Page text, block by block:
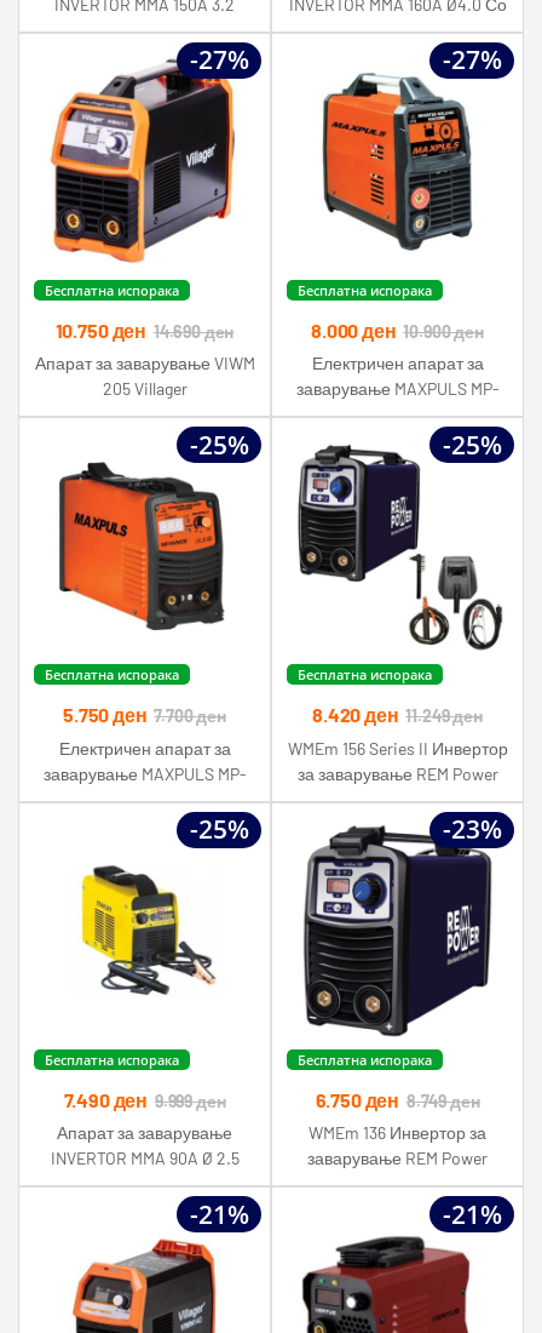
Awelco
LCD маска Stanley
-27%
Бесплатна испорака
10.750 ден 14.690ден
Апарат за заварување VIWM
205 Villager
-27%
Бесплатна испорака
8.000 ден 10.900ден
Електричен апарат за
заварување MAXPULS MP-
IWM17 160A
-25%
Бесплатна испорака
5.750ден 7.700ден
Електричен апарат за
заварување MAXPULS MP-
IWM08 180A Inverter
-25%
Бесплатна испорака
8.420ден 11.249ден
WMEm 156 Series II Инвертор
за заварување REM Power
-25%
Бесплатна испорака
7.490ден 9.999ден
Апарат за заварување
INVERTOR MMA 90A Ø 2.5
Stanley
-23%
Бесплатна испорака
6.750ден 8.749ден
WMEm 136 Инвертор за
заварување REM Power
-21% -21%